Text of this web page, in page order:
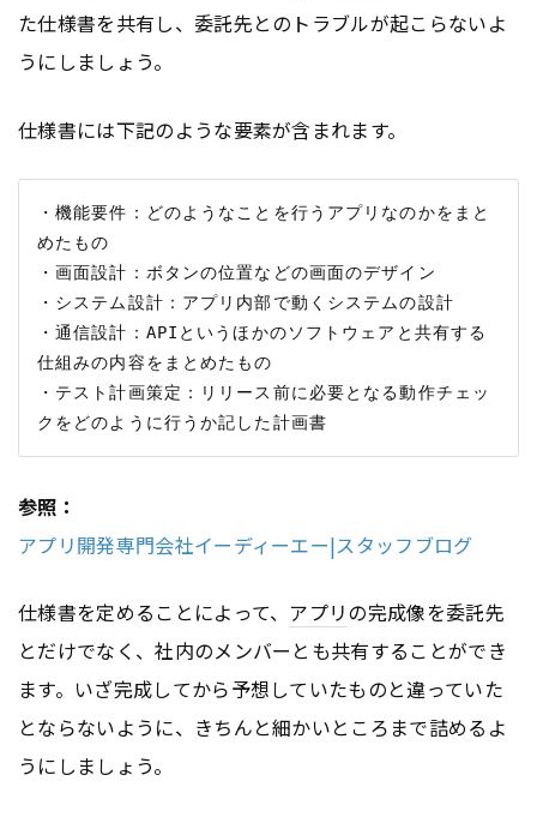
た仕様書を共有し、委託先とのトラブルが起こらないよ
うにしましょう。
仕様書には下記のような要素が含まれます。
・機能要件：どのようなことを行うアプリなのかをまと
めたもの
・画面設計：ボタンの位置などの画面のデザイン
・システム設計：アプリ内部で動くシステムの設計
・通信設計：APIというほかのソフトウェアと共有する
仕組みの内容をまとめたもの
・テスト計画策定：リリース前に必要となる動作チェッ
参照：
アプリ開発専門会社イーディーエー|スタッフブログ
仕様書を定めることによって、 アプリの完成像を委託先
とだけでなく、社内のメンバーとも共有することができ
ます。いざ完成してから予想していたものと違っていた
とならないように、きちんと細かいところまで詰めるよ
うにしましょう。